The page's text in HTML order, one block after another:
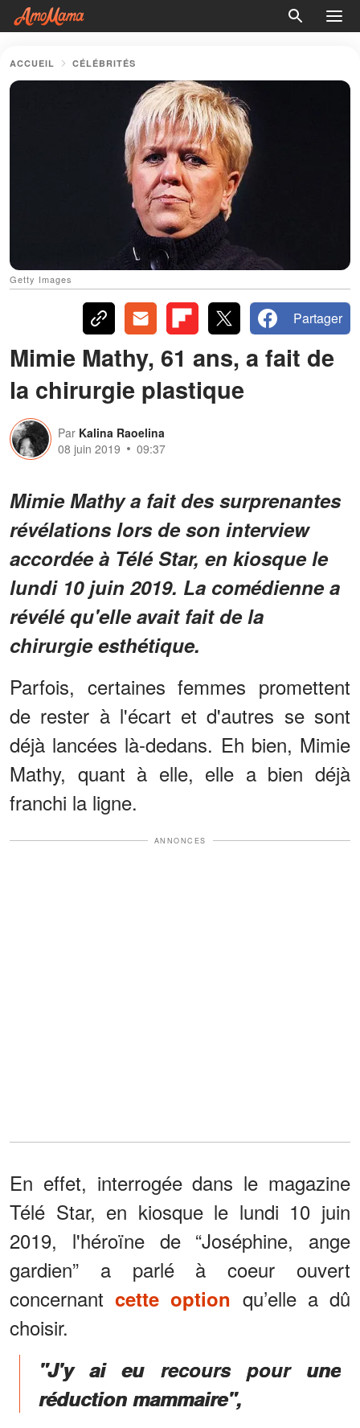
ACCUEIL CÉLÉBRITÉS
Getty Images
Partager
Mimie Mathy, 61 ans, a fait de
la chirurgie plastique
Par Kalina Raoelina
08 juin 2019
09:37
Mimie Mathy a fait des surprenantes
révélations lors de son interview
accordée à Télé Star, en kiosque le
lundi 10 juin 2019. La comédienne a
révélé qu'elle avait fait de la
chirurgie esthétique.
Parfois, certaines femmes promettent
de rester à l'écart et d'autres se sont
déjà lancées là-dedans. Eh bien, Mimie
Mathy, quant à elle, elle a bien déjà
franchi la ligne.
ANNONCES
En effet, interrogée dans le magazine
Télé Star, en kiosque le lundi 10 juin
2019, l'héroïne de “Joséphine, ange
gardien” a parlé à coeur ouvert
concernantcette option qu’elle a dû
choisir.
"J'y ai eu recours pour une
réduction mammaire",